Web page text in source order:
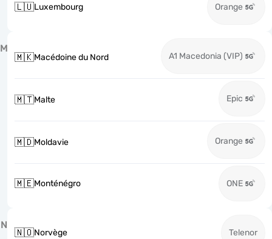
🇱🇺Luxembourg Orange
M
🇲🇰Macédoine du Nord A1 Macedonia (VIP)
🇲🇹Malte Epic
🇲🇩Moldavie Orange
🇲🇪Monténégro ONE
N
🇳🇴Norvège Telenor